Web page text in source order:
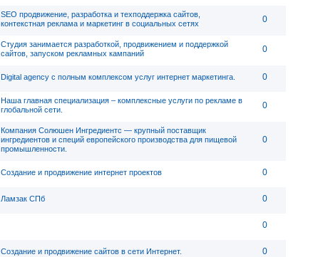
SEO продвижение, разработка и техподдержка сайтов,
контекстная реклама и маркетинг в социальных сетях
0
Студия занимается разработкой, продвижением и поддержкой
сайтов, запуском рекламных кампаний
0
Digital agency c полным комплексом услуг интернет маркетинга. 0
Наша главная специализация – комплексные услуги по рекламе в
глобальной сети.
0
Компания Солюшен Ингредиентс — крупный поставщик
ингредиентов и специй европейского производства для пищевой
промышленности.
0
Создание и продвижение интернет проектов 0
Ламзак СПб 0
0
Создание и продвижение сайтов в сети Интернет. 0